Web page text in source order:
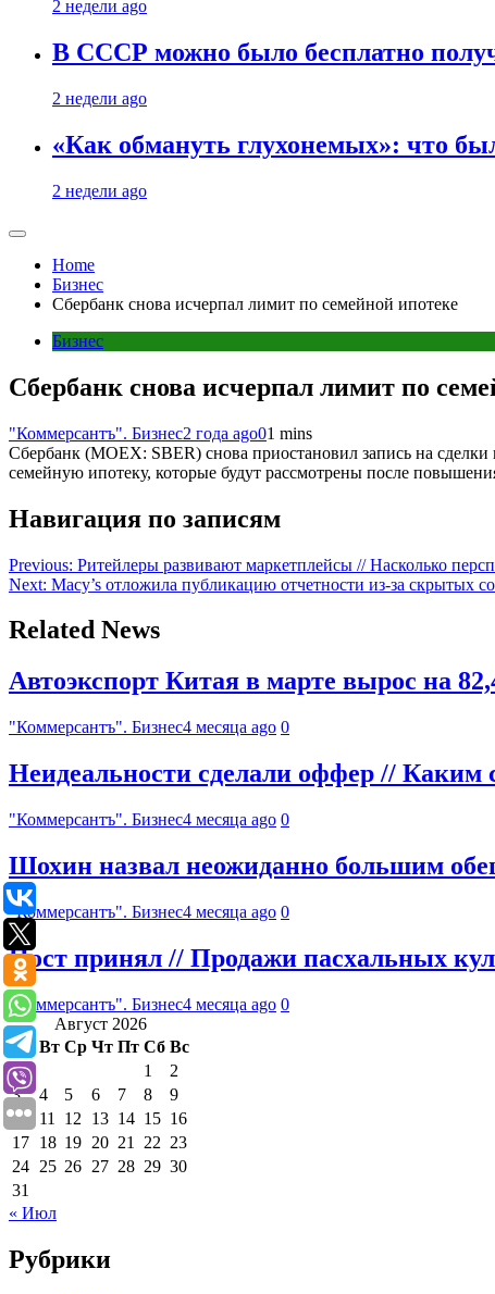
2 недели ago
В СССР можно было бесплатно
2 недели ago
«Как обмануть глухонемых»: что
2 недели ago
Home
Бизнес
Сбербанк снова исчерпал лимит по семейной ипотеке
Бизнес
Сбербанк снова исчерпал лимит по
"Коммерсантъ". Бизнес2 года ago01 mins
Сбербанк (MOEX: SBER) снова приостановил запись на
семейную ипотеку, которые будут рассмотрены после
Навигация по записям
Previous: Ритейлеры развивают маркетплейсы // Насколько
Next: Macy’s отложила публикацию отчетности из-за скрытых
Related News
Автоэкспорт Китая в марте вырос на
"Коммерсантъ". Бизнес4 месяца ago 0
Неидеальности сделали оффер // Каким
"Коммерсантъ". Бизнес4 месяца ago 0
Шохин назвал неожиданно большим
"Коммерсантъ". Бизнес4 месяца ago 0
Пост принял // Продажи пасхальных
"Коммерсантъ". Бизнес4 месяца ago 0
Август 2026
Пн Вт Ср Чт Пт Сб Вс
1
2
3
4 5 6 7 8
9
10 11 12 13 14 15 16
17 18 19 20 21 22 23
24 25 26 27 28 29 30
31
« Июл
Рубрики